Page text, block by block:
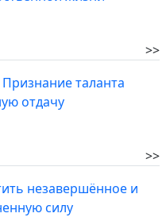
>>
таланта
отдачу
>>
незавершённое и
силу